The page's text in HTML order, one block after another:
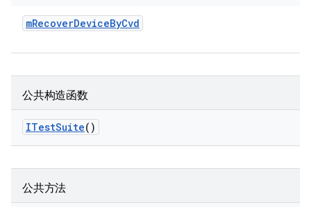
mRecoverDeviceByCvd
公共构造函数
ITestSuite()
公共方法